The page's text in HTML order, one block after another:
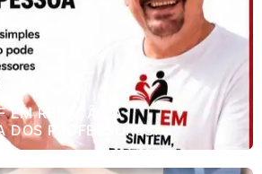
EM RELAÇÃO A
DOS PROFESSORES.